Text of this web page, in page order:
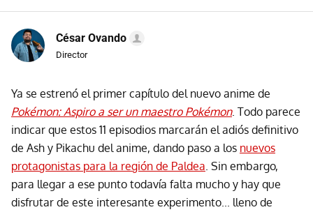
César Ovando
Director
Ya se estrenó el primer capítulo del nuevo anime de
Pokémon: Aspiro a ser un maestro Pokémon. Todo parece
indicar que estos 11 episodios marcarán el adiós definitivo
de Ash y Pikachu del anime, dando paso a los nuevos
protagonistas para la región de Paldea . Sin embargo,
para llegar a ese punto todavía falta mucho y hay que
disfrutar de este interesante experimento... lleno de